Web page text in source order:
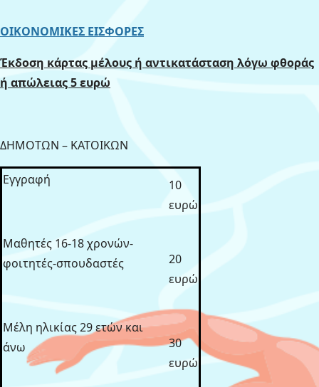
ΟΙΚΟΝΟΜΙΚΕΣ ΕΙΣΦΟΡΕΣ
Έκδοση κάρτας μέλους ή αντικατάσταση λόγω φθοράς
ή απώλειας 5 ευρώ
ΔΗΜΟΤΩΝ – ΚΑΤΟΙΚΩΝ
Εγγραφή
10
ευρώ
Μαθητές 16-18 χρονών-
φοιτητές-σπουδαστές
20
ευρώ
Μέλη ηλικίας 29 ετών και
άνω
30
ευρώ